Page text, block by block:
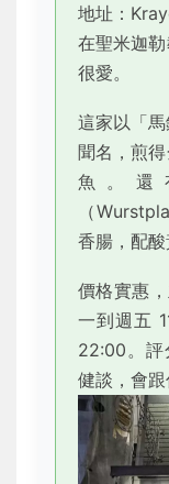
地址：
在聖米迦
很愛。
這家以「
聞名，煎
魚。還
（
香腸，配酸
價格實惠
一到週五
22:00。評
健談，會跟